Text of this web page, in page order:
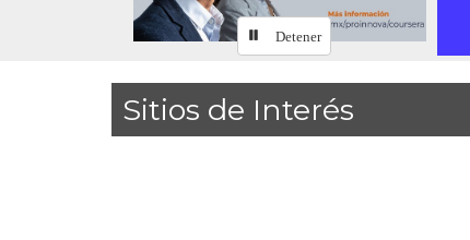
Detener
Sitios de Interés